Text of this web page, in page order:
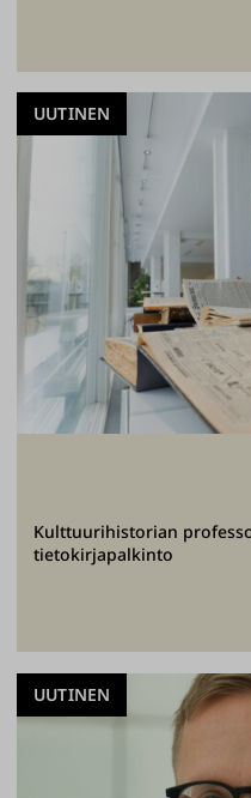
Kulttuurihistorian
tietokirjapalkinto
UUTINEN
UUTINEN